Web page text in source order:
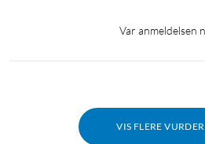
eller på en nærliggende vegg for å
soleksponeringen.
Var anmeldelsen
VIS FLERE